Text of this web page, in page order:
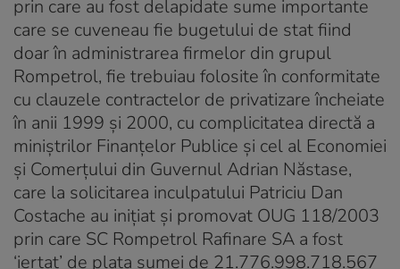
prin care au fost delapidate sume importante
care se cuveneau fie bugetului de stat fiind
doar în administrarea firmelor din grupul
Rompetrol, fie trebuiau folosite în conformitate
cu clauzele contractelor de privatizare încheiate
în anii 1999 și 2000, cu complicitatea directă a
miniștrilor Finanțelor Publice și cel al Economiei
și Comerțului din Guvernul Adrian Năstase,
care la solicitarea inculpatului Patriciu Dan
Costache au inițiat și promovat OUG 118/2003
prin care SC Rompetrol Rafinare SA a fost
‘iertat’ de plata sumei de 21.776.998.718.567